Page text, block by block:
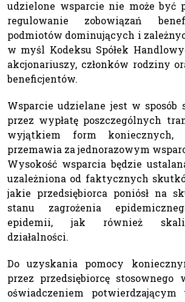
udzielone wsparcie nie może być
regulowanie zobowiązań
podmiotów dominujących i
w myśl Kodeksu Spółek
akcjonariuszy, członków rodziny
beneficjentów.
Wsparcie udzielane jest w sposób
przez wypłatę poszczególnych
wyjątkiem form koniecznych,
przemawia za jednorazowym
Wysokość wsparcia będzie
uzależniona od faktycznych
jakie przedsiębiorca poniósł na
stanu zagrożenia
epidemii, jak również skali
działalności.
Do uzyskania pomocy
przez przedsiębiorcę
oświadczeniem potwierdzającym